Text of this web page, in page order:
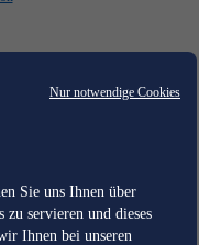
Nur notwendige Cookies
Sie uns Ihnen über
zu servieren und dieses
Ihnen bei unseren